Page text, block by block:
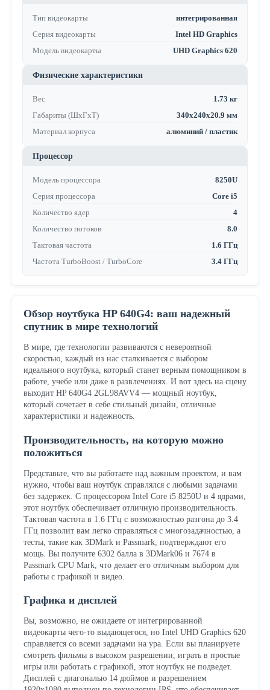
Тип видеокарты
интегрированная
Серия видеокарты
Intel HD Graphics
Модель видеокарты
UHD Graphics 620
Физические характеристики
Вес
1.73 кг
Габариты (ШхГхТ)
340x240x20.9 мм
Материал корпуса
алюминий / пластик
Процессор
Модель процессора
8250U
Серия процессора
Core i5
Количество ядер
4
Количество потоков
8.0
Тактовая частота
1.6 ГГц
Частота TurboBoost / TurboCore
3.4 ГГц
Обзор ноутбука HP 640G4: ваш надежный
спутник в мире технологий
В мире, где технологии развиваются с невероятной
скоростью, каждый из нас сталкивается с выбором
идеального ноутбука, который станет верным помощником в
работе, учебе или даже в развлечениях. И вот здесь на сцену
выходит HP 640G4 2GL98AVV4 — мощный ноутбук,
который сочетает в себе стильный дизайн, отличные
характеристики и надежность.
Производительность, на которую можно
положиться
Представьте, что вы работаете над важным проектом, и вам
нужно, чтобы ваш ноутбук справлялся с любыми задачами
без задержек. С процессором Intel Core i5 8250U и 4 ядрами,
этот ноутбук обеспечивает отличную производительность.
Тактовая частота в 1.6 ГГц с возможностью разгона до 3.4
ГГц позволит вам легко справляться с многозадачностью, а
тесты, такие как 3DMark и Passmark, подтверждают его
мощь. Вы получите 6302 балла в 3DMark06 и 7674 в
Passmark CPU Mark, что делает его отличным выбором для
работы с графикой и видео.
Графика и дисплей
Вы, возможно, не ожидаете от интегрированной
видеокарты чего-то выдающегося, но Intel UHD Graphics 620
справляется со всеми задачами на ура. Если вы планируете
смотреть фильмы в высоком разрешении, играть в простые
игры или работать с графикой, этот ноутбук не подведет.
Дисплей с диагональю 14 дюймов и разрешением